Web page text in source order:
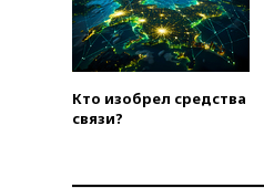
Кто изобрел средства
связи?